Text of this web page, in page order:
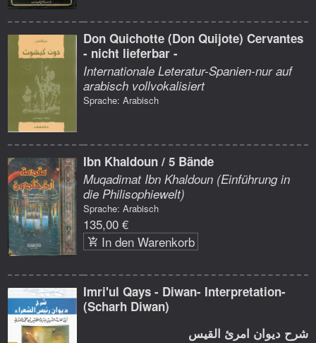
Don Quichotte (Don Quijote) Cervantes
- nicht lieferbar -
Internationale Leteratur-Spanien-nur auf
arabisch vollvokalisiert
Sprache: Arabisch
Ibn Khaldoun / 5 Bände
Muqadimat Ibn Khaldoun (Einführung in
die Philisophiewelt)
Sprache: Arabisch
135,00 €
In den Warenkorb
Imri'ul Qays - Diwan- Interpretation-
(Scharh Diwan)
شرح ديوان امرئ القيس